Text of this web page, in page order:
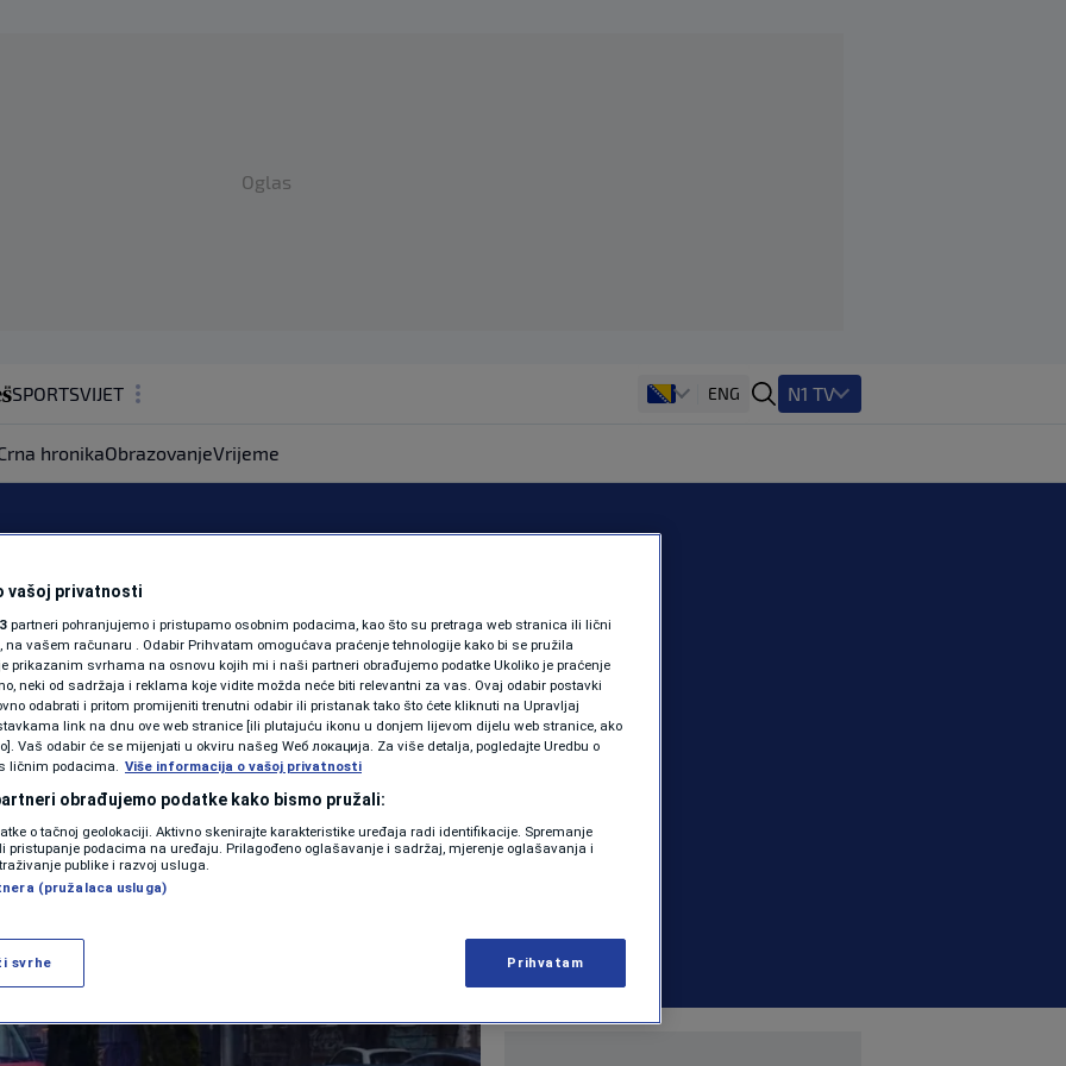
Oglas
SPORTSVIJET
ZDRAVLJE
SHOWBIZ
PODCAST
N1 SPECIJAL
FENOMENI
NEISTRAŽENO
VIRALNO
VIDEO
ENG N1 TV
hronikaObrazovanjeVrijeme
pogodilo sjever
dojava stiglo iz
| REGIJA | 0 komentara
Više
vašoj privatnosti
partneri pohranjujemo i pristupamo osobnim podacima, kao što su pretraga web stranica ili lični
na vašem računaru . Odabir Prihvatam omogućava praćenje tehnologije kako bi se pružila
prikazanim svrhama na osnovu kojih mi i naši partneri obrađujemo podatke Ukoliko je praćenje
neki od sadržaja i reklama koje vidite možda neće biti relevantni za vas. Ovaj odabir postavki
odabrati i pritom promijeniti trenutni odabir ili pristanak tako što ćete kliknuti na Upravljaj
link na dnu ove web stranice [ili plutajuću ikonu u donjem lijevom dijelu web stranice, ako
Vaš odabir će se mijenjati u okviru našeg Wеб локација. Za više detalja, pogledajte Uredbu o
ličnim podacima. Više informacija o vašoj privatnosti
obrađujemo podatke kako bismo pružali:
o tačnoj geolokaciji. Aktivno skenirajte karakteristike uređaja radi identifikacije. Spremanje
pristupanje podacima na uređaju. Prilagođeno oglašavanje i sadržaj, mjerenje oglašavanja i
publike i razvoj usluga.
(pružalaca usluga)
svrhe Prihvatam